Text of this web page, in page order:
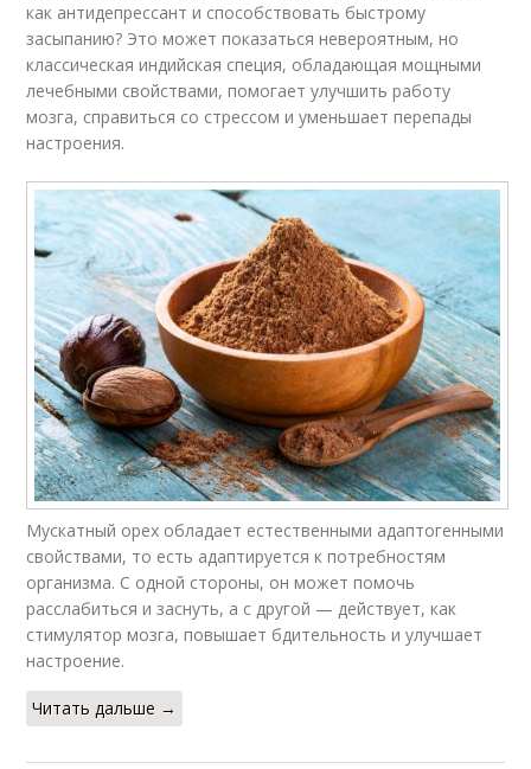
как антидепрессант и способствовать быстрому
засыпанию? Это может показаться невероятным, но
классическая индийская специя, обладающая мощными
лечебными свойствами, помогает улучшить работу
мозга, справиться со стрессом и уменьшает перепады
настроения.
Мускатный орех обладает естественными адаптогенными
свойствами, то есть адаптируется к потребностям
организма. С одной стороны, он может помочь
расслабиться и заснуть, а с другой — действует, как
стимулятор мозга, повышает бдительность и улучшает
настроение.
Читать дальше →